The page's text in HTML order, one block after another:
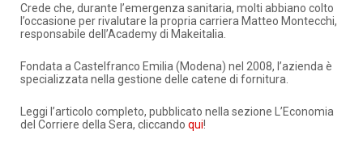
Crede che, durante l’emergenza sanitaria, molti abbiano colto
l’occasione per rivalutare la propria carriera Matteo Montecchi,
responsabile dell’Academy di Makeitalia.
Fondata a Castelfranco Emilia (Modena) nel 2008, l’azienda è
specializzata nella gestione delle catene di fornitura.
Leggi l’articolo completo, pubblicato nella sezione L’Economia
del Corriere della Sera, cliccando qui!